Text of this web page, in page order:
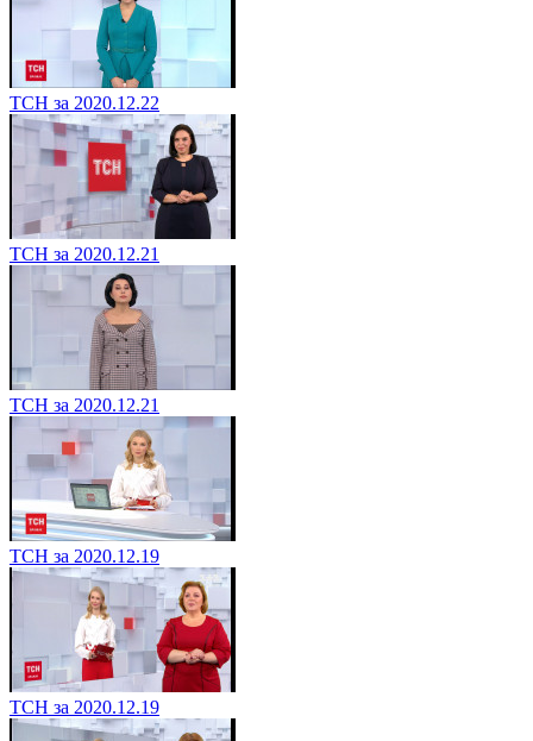
ТСН за 2020.12.22
ТСН за 2020.12.21
ТСН за 2020.12.21
ТСН за 2020.12.19
ТСН за 2020.12.19